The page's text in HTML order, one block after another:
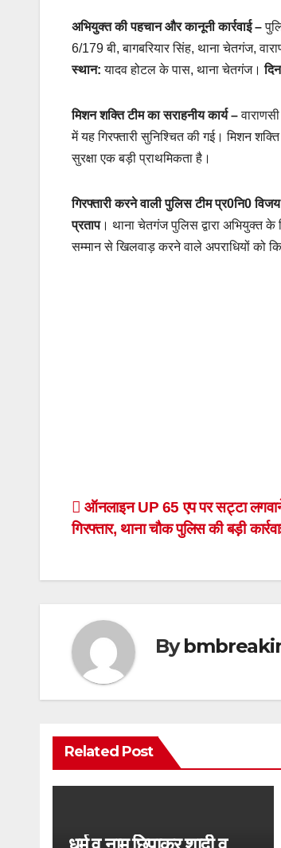
अभियुक्त की पहचान और कानूनी कार्रवाई –
6/179 बी, बागबरियार सिंह, थाना चेतगंज,
स्थान: यादव होटल के पास, थाना चेतगंज।
मिशन शक्ति टीम का सराहनीय कार्य –
में यह गिरफ्तारी सुनिश्चित की गई। मिशन
सुरक्षा एक बड़ी प्राथमिकता है।
गिरफ्तारी करने वाली पुलिस टीम प्र0नि0
प्रताप। थाना चेतगंज पुलिस द्वारा अभियुक्त के
सम्मान से खिलवाड़ करने वाले अपराधियों को
Post
navigation
ऑनलाइन UP 65 एप पर सट्टा
गिरफ्तार, थाना चौक पुलिस की बड़ी
By
Related Post